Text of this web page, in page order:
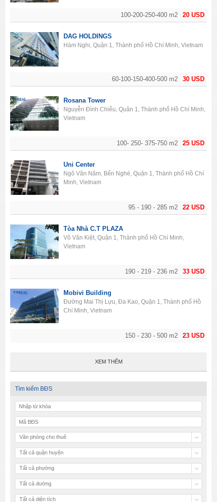
20 USD
100-200-250-400 m2
30 USD
60-100-150-400-500 m2
DAG HOLDINGS
Hàm Nghi, Quận 1, Thành phố Hồ Chí Minh, Vietnam
25 USD
100- 250- 375-750 m2
Rosana Tower
Nguyễn Đình Chiểu, Quận 1, Thành phố Hồ Chí Minh,
Vietnam
22 USD
95 - 190 - 285 m2
Uni Center
Ngô Văn Năm, Bến Nghé, Quận 1, Thành phố Hồ Chí
Minh, Vietnam
33 USD
190 - 219 - 236 m2
Tòa Nhà C.T PLAZA
Võ Văn Kiệt, Quận 1, Thành phố Hồ Chí Minh,
Vietnam
23 USD
150 - 230 - 500 m2
Mobivi Building
Đường Mai Thị Lựu, Đa Kao, Quận 1, Thành phố Hồ
Chí Minh, Vietnam
XEM THÊM
Tìm kiếm BĐS
Văn phòng cho thuê
Tất cả quận huyện
Tất cả phường
Tất cả đường
Tất cả diện tích